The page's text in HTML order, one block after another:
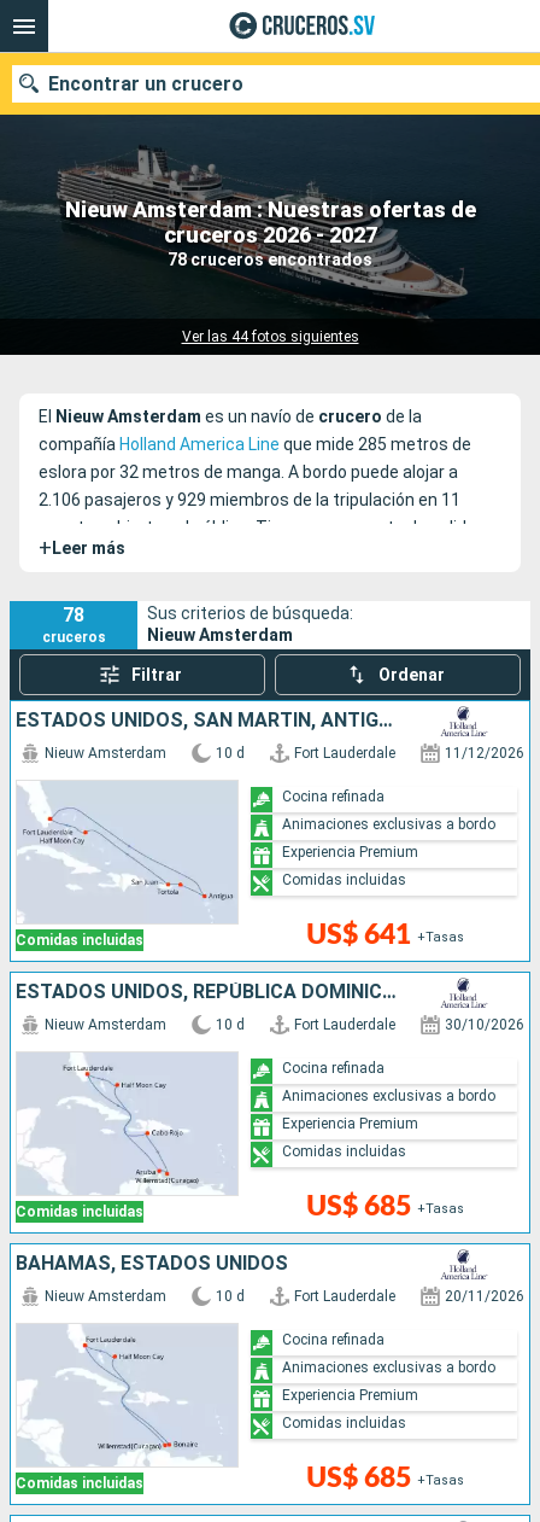
Nieuw Amsterdam : Nuestras ofertas de
cruceros 2026 - 2027
78 cruceros encontrados
Ver las 44 fotos siguientes
Encontrar un crucero
Nuestros destinos
Fecha de salida
Compañías
El Nieuw Amsterdam es un navío de crucero de la
compañía Holland America Line que mide 285 metros de
eslora por 32 metros de manga. A bordo puede alojar a
2.106 pasajeros y 929 miembros de la tripulación en 11
puentes abiertos al público. Tiene como puerto de salida
Fort Lauderdale
+ Leer más
78
cruceros
Sus criterios de búsqueda:
Nieuw Amsterdam
Filtrar Ordenar
ESTADOS UNIDOS, SAN MARTÍN, ANTIGUA Y BARBUDA, PUERTO RICO, BAHAMAS
Comidas incluidas
Nieuw Amsterdam 10 d Fort Lauderdale 11/12/2026
US$ 641 +Tasas
Cocina refinada
Animaciones exclusivas a bordo
Experiencia Premium
Comidas incluidas
ESTADOS UNIDOS, REPÚBLICA DOMINICANA, ARUBA, BAHAMAS
Comidas incluidas
Nieuw Amsterdam 10 d Fort Lauderdale 30/10/2026
US$ 685 +Tasas
Cocina refinada
Animaciones exclusivas a bordo
Experiencia Premium
Comidas incluidas
BAHAMAS, ESTADOS UNIDOS
Comidas incluidas
Nieuw Amsterdam 10 d Fort Lauderdale 20/11/2026
US$ 685 +Tasas
Cocina refinada
Animaciones exclusivas a bordo
Experiencia Premium
Comidas incluidas